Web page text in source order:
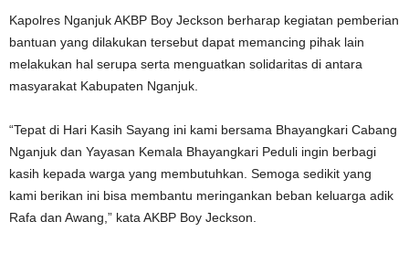
Kapolres Nganjuk AKBP Boy Jeckson berharap kegiatan pemberian
bantuan yang dilakukan tersebut dapat memancing pihak lain
melakukan hal serupa serta menguatkan solidaritas di antara
masyarakat Kabupaten Nganjuk.
“Tepat di Hari Kasih Sayang ini kami bersama Bhayangkari Cabang
Nganjuk dan Yayasan Kemala Bhayangkari Peduli ingin berbagi
kasih kepada warga yang membutuhkan. Semoga sedikit yang
kami berikan ini bisa membantu meringankan beban keluarga adik
Rafa dan Awang,” kata AKBP Boy Jeckson.